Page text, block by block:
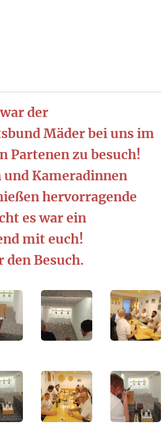
der
Mäder bei uns im
Partenen zu besuch!
und Kameradinnen
hervorragende
es war ein
mit euch!
den Besuch.